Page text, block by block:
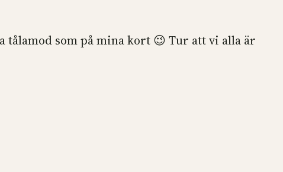
tålamod som på mina kort 😉 Tur att vi alla är